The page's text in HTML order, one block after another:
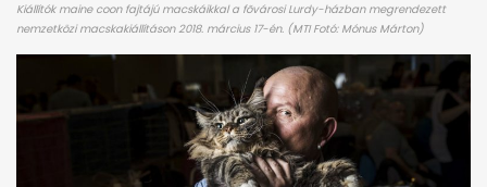
Kiállítók maine coon fajtájú macskáikkal a fõvárosi Lurdy-házban megrendezett
nemzetközi macskakiállításon 2018. március 17-én. (MTI Fotó: Mónus Márton)